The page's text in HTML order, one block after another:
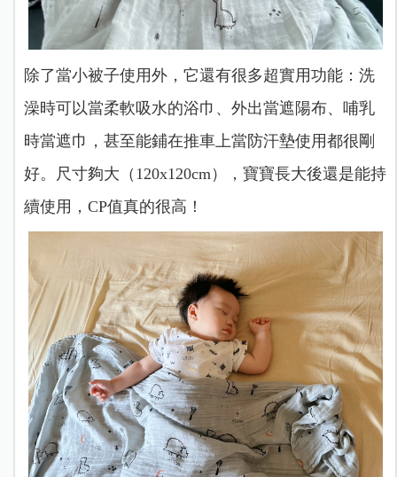
除了當小被子使用外，它還有很多超實用功能：洗
澡時可以當柔軟吸水的浴巾、外出當遮陽布、哺乳
時當遮巾，甚至能鋪在推車上當防汗墊使用都很剛
好。尺寸夠大（120x120cm），寶寶長大後還是能持
續使用，CP值真的很高！